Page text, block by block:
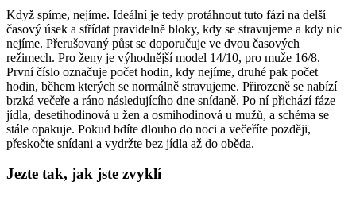
Když spíme, nejíme. Ideální je tedy protáhnout tuto fázi na delší
časový úsek a střídat pravidelně bloky, kdy se stravujeme a kdy nic
nejíme. Přerušovaný půst se doporučuje ve dvou časových
režimech. Pro ženy je výhodnější model 14/10, pro muže 16/8.
První číslo označuje počet hodin, kdy nejíme, druhé pak počet
hodin, během kterých se normálně stravujeme. Přirozeně se nabízí
brzká večeře a ráno následujícího dne snídaně. Po ní přichází fáze
jídla, desetihodinová u žen a osmihodinová u mužů, a schéma se
stále opakuje. Pokud bdíte dlouho do noci a večeříte později,
přeskočte snídani a vydržte bez jídla až do oběda.
Jezte tak, jak jste zvyklí